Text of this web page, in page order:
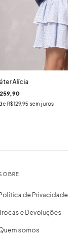
Alícia
R$129,95 sem juros
de Privacidade
e Devoluções
somos